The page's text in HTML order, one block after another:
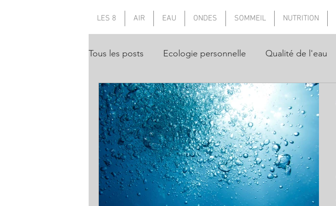
LES 8 AIR EAU ONDES SOMMEIL NUTRITION
Tous les posts Ecologie personnelle Qualité de l'eau